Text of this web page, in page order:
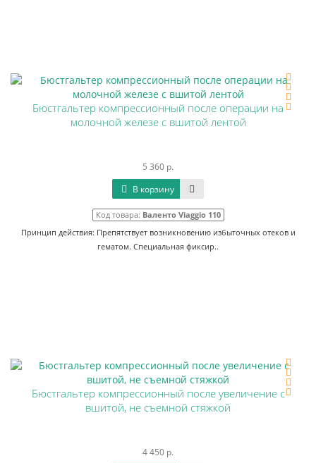
Бюстгальтер компрессионный после операции на
молочной железе с вшитой лентой
5 360 р.
В корзину
Код товара: Валенто Viaggio 110
Принцип действия: Препятствует возникновению избыточных отеков и
гематом. Специальная фиксир..
Бюстгальтер компрессионный после увеличение с
вшитой, не съемной стяжкой
4 450 р.